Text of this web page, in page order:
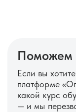
Поможем
Если вы
платформе
какой курс
— и мы